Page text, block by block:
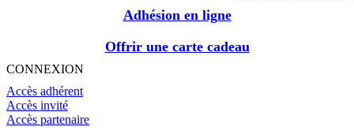
Adhésion en ligne
Offrir une carte cadeau
CONNEXION
Accès adhérent
Accès invité
Accès partenaire